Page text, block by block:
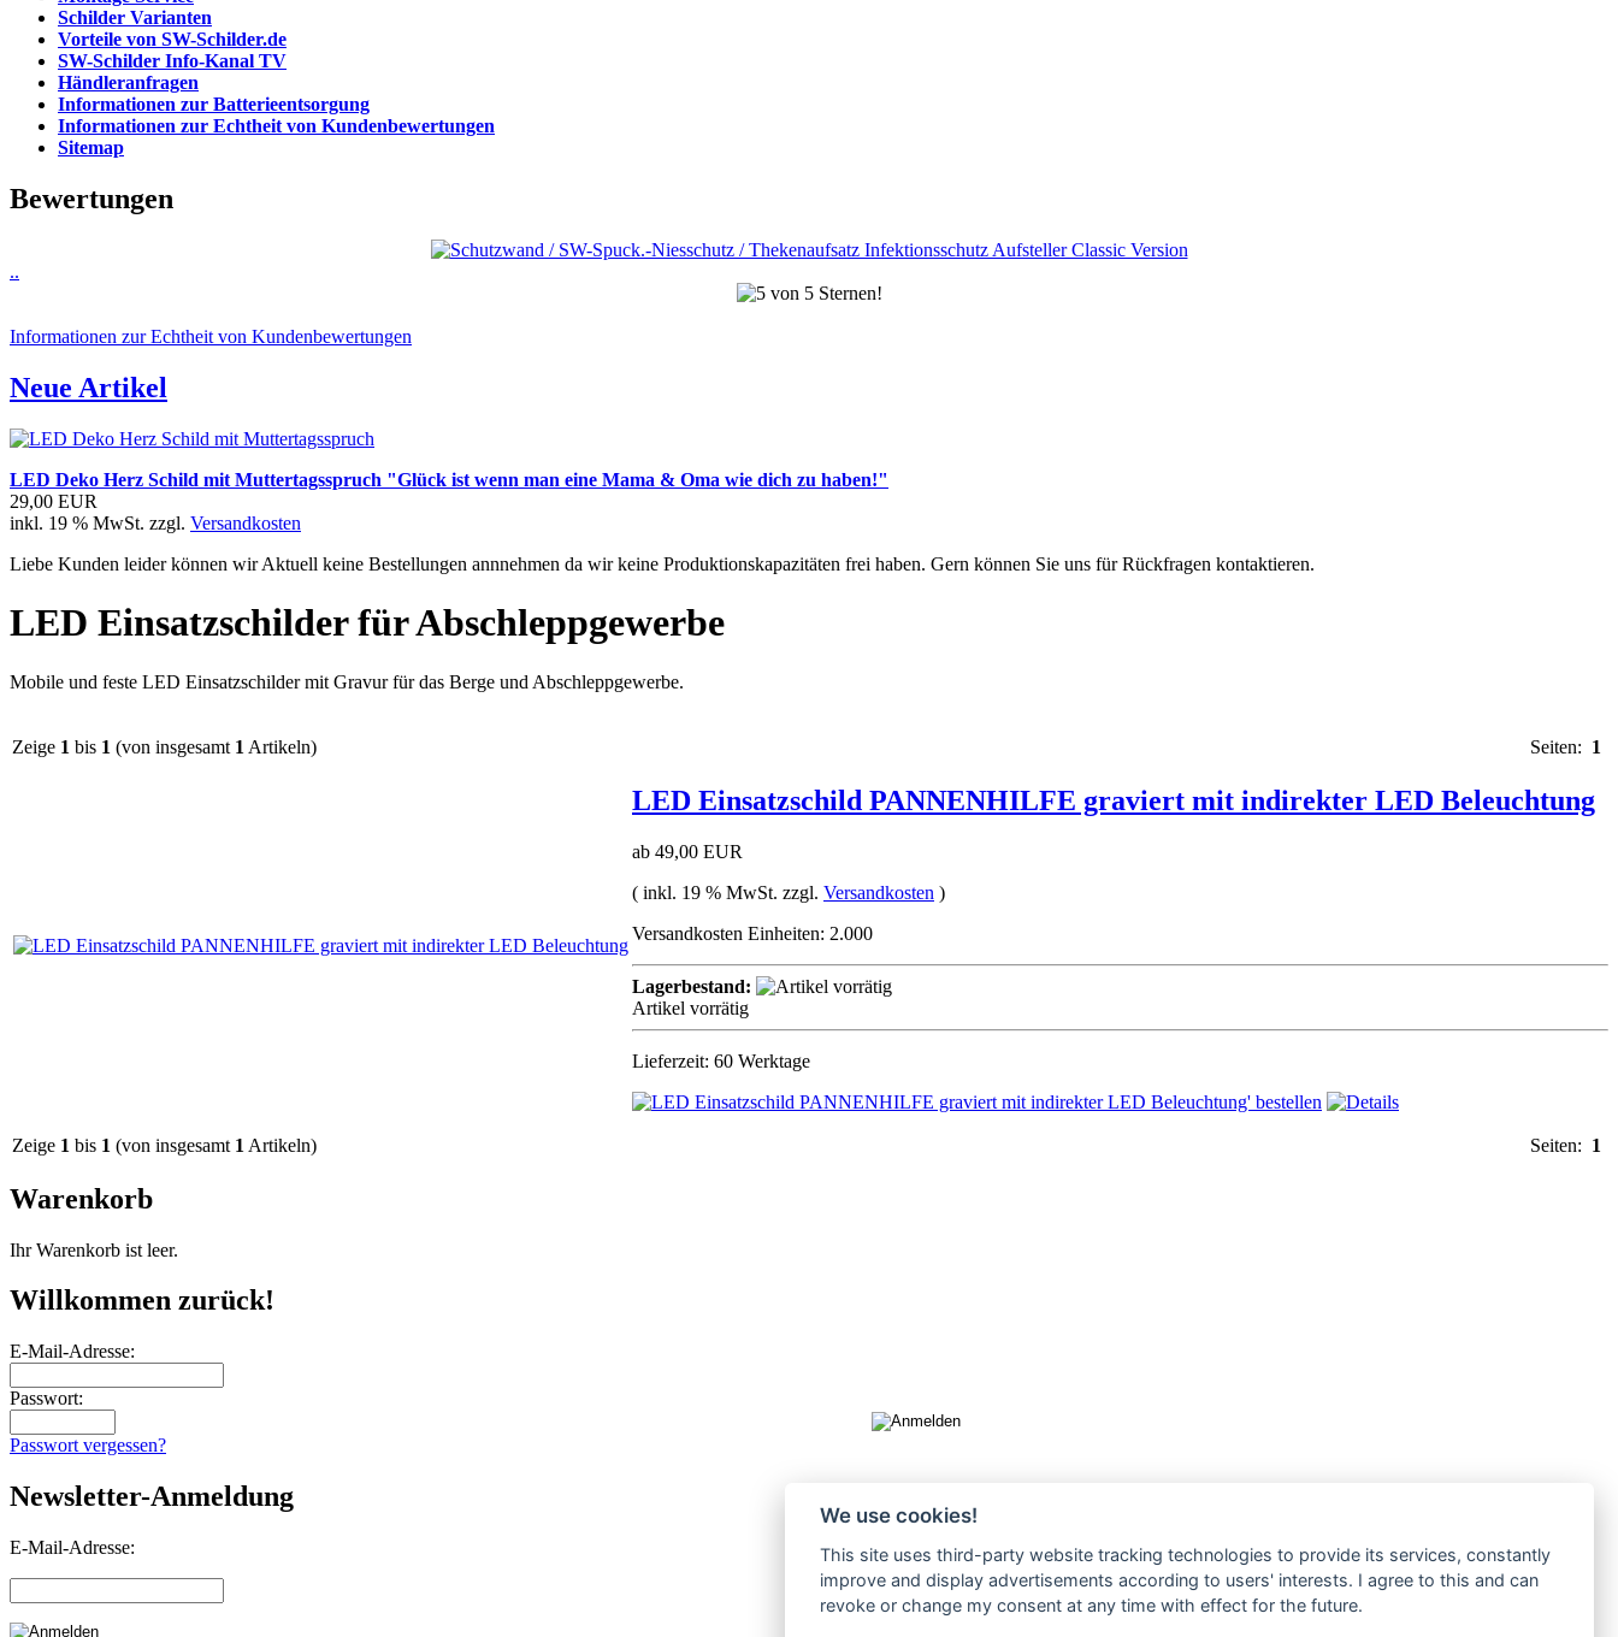
Schilder Varianten
Vorteile von SW-Schilder.de
SW-Schilder Info-Kanal TV
Händleranfragen
Informationen zur Batterieentsorgung
Informationen zur Echtheit von Kundenbewertungen
Sitemap
Bewertungen
..
Informationen zur Echtheit von Kundenbewertungen
Neue Artikel
LED Deko Herz Schild mit Muttertagsspruch "Glück ist wenn man eine Mama & Oma wie dich zu haben!"
29,00 EUR
inkl. 19 % MwSt. zzgl. Versandkosten
Liebe Kunden leider können wir Aktuell keine Bestellungen annnehmen da wir keine Produktionskapazitäten frei haben. Gern können Sie uns für Rückfragen kontaktieren.
LED Einsatzschilder für Abschleppgewerbe
Mobile und feste LED Einsatzschilder mit Gravur für das Berge und Abschleppgewerbe.
Zeige 1 bis 1 (von insgesamt 1 Artikeln) Seiten: 1
LED Einsatzschild PANNENHILFE graviert mit indirekter LED Beleuchtung
ab 49,00 EUR
( inkl. 19 % MwSt. zzgl. Versandkosten )
Versandkosten Einheiten: 2.000
Lagerbestand:
Artikel vorrätig
Lieferzeit: 60 Werktage
Zeige 1 bis 1 (von insgesamt 1 Artikeln) Seiten: 1
Warenkorb
Ihr Warenkorb ist leer.
Willkommen zurück!
E-Mail-Adresse:
Passwort:
Passwort vergessen?
Newsletter-Anmeldung
E-Mail-Adresse:
We use cookies!
This site uses third-party website tracking technologies to provide its services, constantly
improve and display advertisements according to users' interests. I agree to this and can
revoke or change my consent at any time with effect for the future.